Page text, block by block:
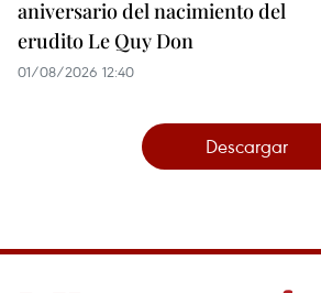
aniversario del nacimiento del
erudito Le Quy Don
01/08/2026 12:40
Descargar